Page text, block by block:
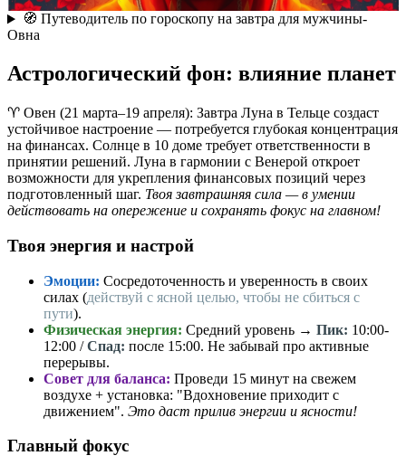
🧭 Путеводитель по гороскопу на завтра для мужчины-
Овна
Астрологический фон: влияние планет
♈ Овен (21 марта–19 апреля): Завтра Луна в Тельце создаст
устойчивое настроение — потребуется глубокая концентрация
на финансах. Солнце в 10 доме требует ответственности в
принятии решений. Луна в гармонии с Венерой откроет
возможности для укрепления финансовых позиций через
подготовленный шаг. Твоя завтрашняя сила — в умении
действовать на опережение и сохранять фокус на главном!
Твоя энергия и настрой
Эмоции: Сосредоточенность и уверенность в своих
силах (действуй с ясной целью, чтобы не сбиться с
пути).
Физическая энергия: Средний уровень → Пик: 10:00-
12:00 /Спад: после 15:00. Не забывай про активные
перерывы.
Совет для баланса: Проведи 15 минут на свежем
воздухе + установка: "Вдохновение приходит с
движением". Это даст прилив энергии и ясности!
Главный фокус